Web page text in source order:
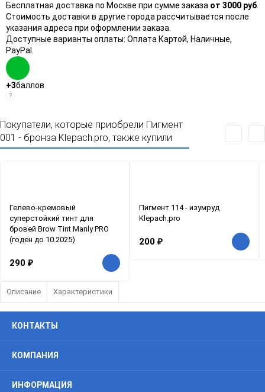
Бесплатная доставка по Москве при сумме заказа от 3000 руб.
Стоимость доставки в другие города рассчитывается после
указания адреса при оформлении заказа.
Доступные варианты оплаты: Оплата Картой, Наличные,
PayPal.
+3баллов
?
Покупатели, которые приобрели Пигмент
001 - бронза Klepach.pro, также купили
Гелево-кремовый
суперстойкий тинт для
бровей Brow Tint Manly PRO
(годен до 10.2025)
290 ₽
Пигмент 114 - изумруд
Klepach.pro
200 ₽
Описание Характеристики
КОНТАКТЫ
КОМПАНИЯ
ИНФОРМАЦИЯ